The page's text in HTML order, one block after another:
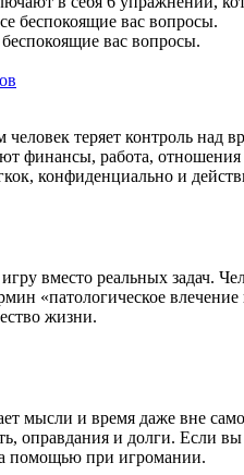
вас вопросы.
теряет контроль над
финансы, работа,
конфиденциально и
вместо реальных задач.
«патологическое
жизни.
мысли и время даже вне
оправдания и долги. Если вы
помощью при игромании.